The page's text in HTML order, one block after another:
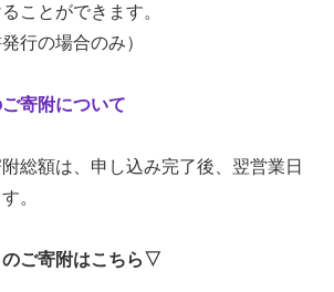
ことができます。
行の場合のみ）
寄附について
総額は、申し込み完了後、翌営業日
。
ご寄附はこちら▽